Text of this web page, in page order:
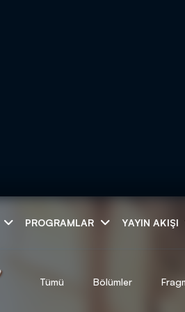
PROGRAMLAR YAYIN AKIŞI
Tümü Bölümler